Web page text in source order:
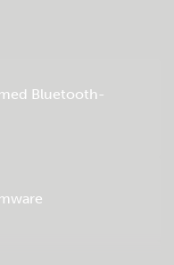
Bluetooth-